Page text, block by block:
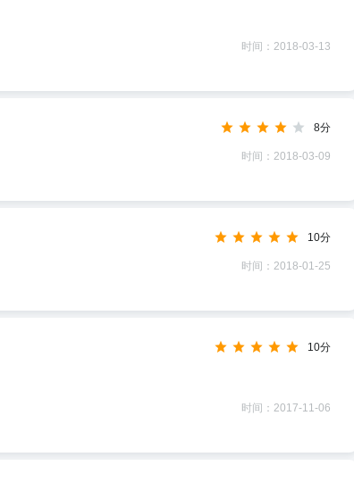
时间：2018-03-13
8分
时间：2018-03-09
10分
时间：2018-01-25
10分
时间：2017-11-06